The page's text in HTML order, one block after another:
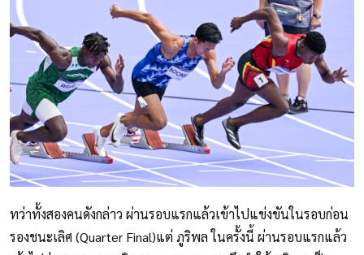
ทว่าทั้งสองคนดังกล่าว ผ่านรอบแรกแล้วเข้าไปแข่งขันในรอบก่อน
รองชนะเลิศ (Quarter Final)แต่ ภูริพล ในครั้งนี้ ผ่านรอบแรกแล้ว